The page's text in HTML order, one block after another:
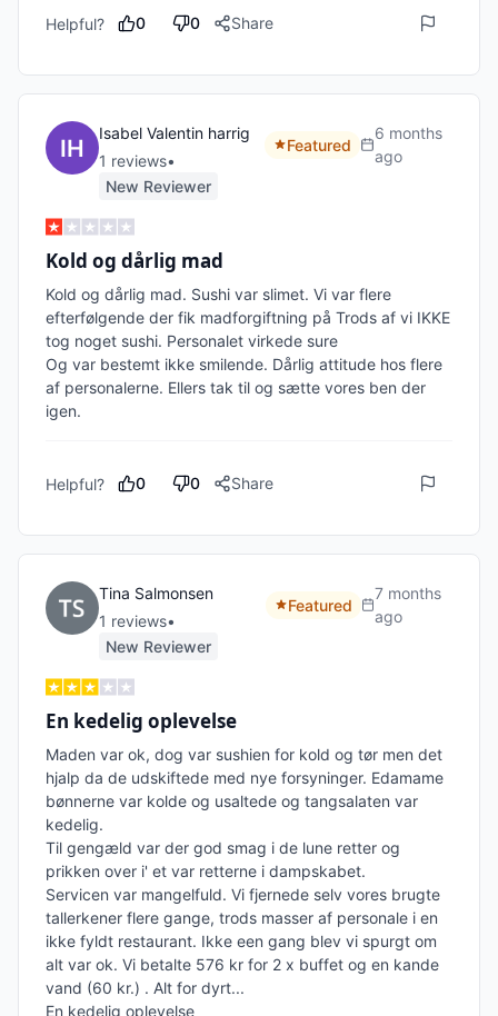
Helpful? 0 0 Share
Isabel Valentin harrig
1 reviews•
New Reviewer
Featured
6 months
ago
Kold og dårlig mad
Kold og dårlig mad. Sushi var slimet. Vi var flere
efterfølgende der fik madforgiftning på Trods af vi IKKE
tog noget sushi. Personalet virkede sure
Og var bestemt ikke smilende. Dårlig attitude hos flere
af personalerne. Ellers tak til og sætte vores ben der
igen.
Helpful? 0 0 Share
Tina Salmonsen
1 reviews•
New Reviewer
Featured
7 months
ago
En kedelig oplevelse
Maden var ok, dog var sushien for kold og tør men det
hjalp da de udskiftede med nye forsyninger. Edamame
bønnerne var kolde og usaltede og tangsalaten var
kedelig.
Til gengæld var der god smag i de lune retter og
prikken over i' et var retterne i dampskabet.
Servicen var mangelfuld. Vi fjernede selv vores brugte
tallerkener flere gange, trods masser af personale i en
ikke fyldt restaurant. Ikke een gang blev vi spurgt om
alt var ok. Vi betalte 576 kr for 2 x buffet og en kande
vand (60 kr.) . Alt for dyrt...